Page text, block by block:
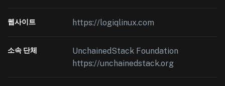
웹사이트 https://logiqlinux.com
소속 단체
UnchainedStack Foundation
https://unchainedstack.org